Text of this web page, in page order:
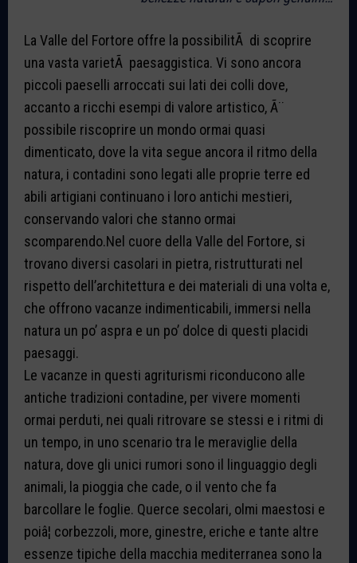
La Valle del Fortore offre la possibilitÃ di scoprire
una vasta varietÃ paesaggistica. Vi sono ancora
piccoli paeselli arroccati sui lati dei colli dove,
accanto a ricchi esempi di valore artistico, Ã¨
possibile riscoprire un mondo ormai quasi
dimenticato, dove la vita segue ancora il ritmo della
natura, i contadini sono legati alle proprie terre ed
abili artigiani continuano i loro antichi mestieri,
conservando valori che stanno ormai
scomparendo.Nel cuore della Valle del Fortore, si
trovano diversi casolari in pietra, ristrutturati nel
rispetto dell’architettura e dei materiali di una volta e,
che offrono vacanze indimenticabili, immersi nella
natura un po’ aspra e un po’ dolce di questi placidi
paesaggi.
Le vacanze in questi agriturismi riconducono alle
antiche tradizioni contadine, per vivere momenti
ormai perduti, nei quali ritrovare se stessi e i ritmi di
un tempo, in uno scenario tra le meraviglie della
natura, dove gli unici rumori sono il linguaggio degli
animali, la pioggia che cade, o il vento che fa
barcollare le foglie. Querce secolari, olmi maestosi e
poiâ¦ corbezzoli, more, ginestre, eriche e tante altre
essenze tipiche della macchia mediterranea sono la